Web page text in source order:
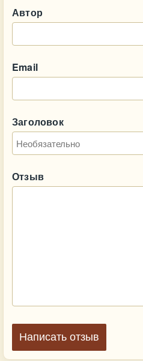
Автор
Email
Заголовок
Отзыв
Написать отзыв